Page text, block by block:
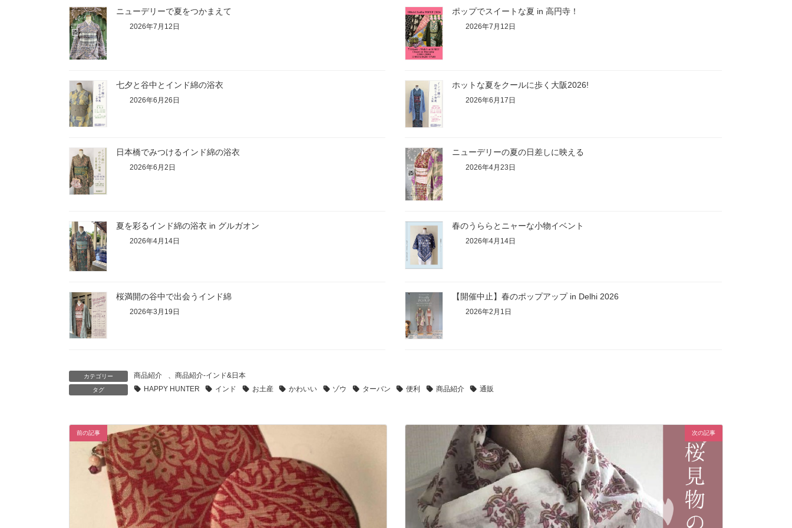
A
p
p
o
o
e
ニューデリーで夏をつかまえて
2026年7月12日
ポップでスイートな夏 in 高円寺！
2026年7月12日
七夕と谷中とインド綿の浴衣
2026年6月26日
ホットな夏をクールに歩く大阪2026!
2026年6月17日
日本橋でみつけるインド綿の浴衣
2026年6月2日
ニューデリーの夏の日差しに映える
2026年4月23日
夏を彩るインド綿の浴衣 in グルガオン
2026年4月14日
春のうららとニャーな小物イベント
2026年4月14日
桜満開の谷中で出会うインド綿
2026年3月19日
【開催中止】春のポップアップ in Delhi 2026
2026年2月1日
カテゴリー 商品紹介 商品紹介-インド&日本
タグ HAPPY HUNTER インド お土産 かわいい ゾウ ターバン 便利 商品紹介 通販
前の記事 次の記事